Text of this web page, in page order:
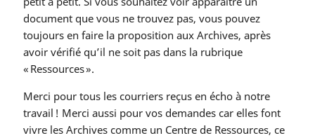
document que vous ne trouvez pas, vous pouvez
toujours en faire la proposition aux Archives, après
avoir vérifié qu’il ne soit pas dans la rubrique
« Ressources ».
Merci pour tous les courriers reçus en écho à notre
travail ! Merci aussi pour vos demandes car elles font
vivre les Archives comme un Centre de Ressources, ce